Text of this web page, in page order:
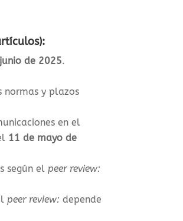
de 2025.
normas y plazos
en el
11 de mayo de
según el peer review:
peer review:depende